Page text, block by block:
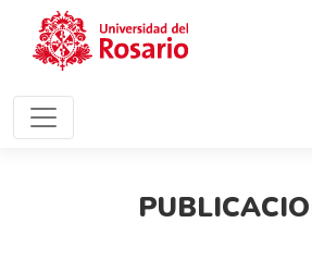
Pasar al contenido principal